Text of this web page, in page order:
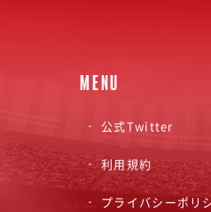
MENU
公式Twitter
利用規約
プライバシーポリ